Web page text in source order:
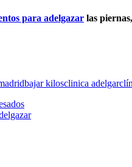
para adelgazar las
bajar kilosclinica adelgar